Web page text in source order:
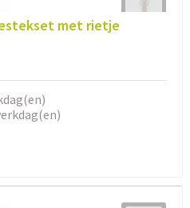
met rietje